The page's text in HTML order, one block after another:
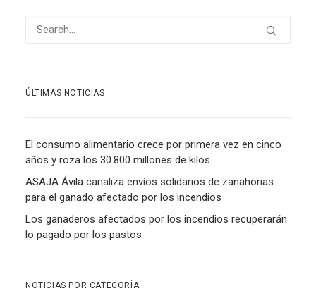
ÚLTIMAS NOTICIAS
El consumo alimentario crece por primera vez en cinco
años y roza los 30.800 millones de kilos
ASAJA Ávila canaliza envíos solidarios de zanahorias
para el ganado afectado por los incendios
Los ganaderos afectados por los incendios recuperarán
lo pagado por los pastos
NOTICIAS POR CATEGORÍA